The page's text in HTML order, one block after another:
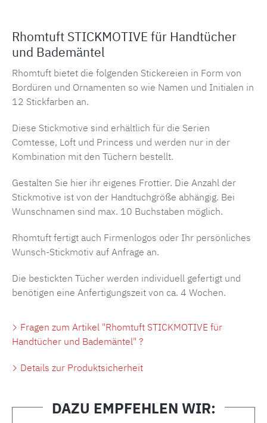
Rhomtuft STICKMOTIVE für Handtücher
und Bademäntel
Rhomtuft bietet die folgenden Stickereien in Form von
Bordüren und Ornamenten so wie Namen und Initialen in
12 Stickfarben an.
Diese Stickmotive sind erhältlich für die Serien
Comtesse, Loft und Princess und werden nur in der
Kombination mit den Tüchern bestellt.
Gestalten Sie hier ihr eigenes Frottier. Die Anzahl der
Stickmotive ist von der Handtuchgröße abhängig. Bei
Wunschnamen sind max. 10 Buchstaben möglich.
Rhomtuft fertigt auch Firmenlogos oder Ihr persönliches
Wunsch-Stickmotiv auf Anfrage an.
Die bestickten Tücher werden individuell gefertigt und
benötigen eine Anfertigungszeit von ca. 4 Wochen.
Fragen zum Artikel "Rhomtuft STICKMOTIVE für
Handtücher und Bademäntel" ?
Details zur Produktsicherheit
DAZU EMPFEHLEN WIR: